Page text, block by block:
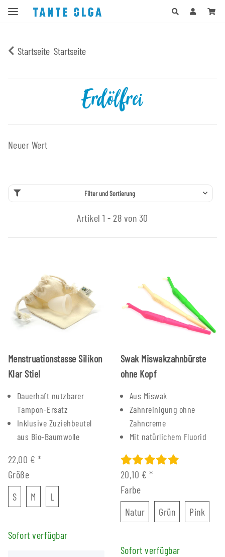
Startseite Startseite
Erdölfrei
Neuer Wert
Filter und Sortierung
Artikel 1 - 28 von 30
Menstruationstasse Silikon
Klar Stiel
Dauerhaft nutzbarer
Tampon-Ersatz
Inklusive Zuziehbeutel
aus Bio-Baumwolle
22,00 € *
Größe
SS M L
Sofort verfügbar
Swak Miswakzahnbürste
ohne Kopf
Aus Miswak
Zahnreinigung ohne
Zahncreme
Mit natürlichem Fluorid
20,10 € *
Farbe
NaturNaturGrünGrünPink
Sofort verfügbar